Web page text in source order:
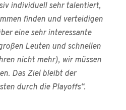
individuell sehr talentiert,
finden und verteidigen
eine sehr interessante
Leuten und schnellen
nicht mehr), wir müssen
Das Ziel bleibt der
durch die Playoffs“.